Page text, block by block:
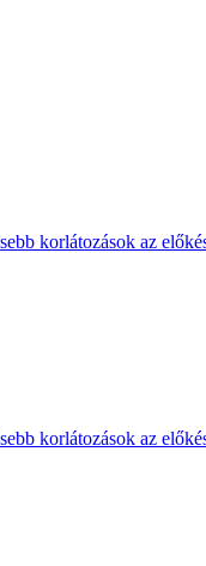
korlátozások az
korlátozások az